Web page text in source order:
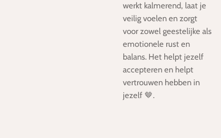
werkt kalmerend, laat je
veilig voelen en zorgt
voor zowel geestelijke als
emotionele rust en
balans. Het helpt jezelf
accepteren en helpt
vertrouwen hebben in
jezelf 🤎.